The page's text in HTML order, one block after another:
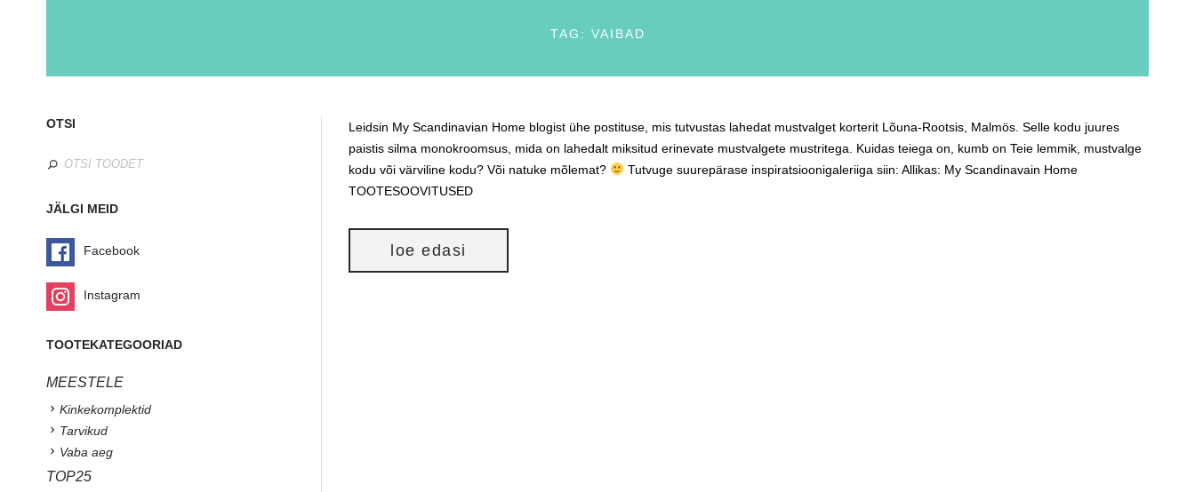
TAG: VAIBAD
Leidsin My Scandinavian Home blogist ühe postituse, mis tutvustas lahedat mustvalget korterit Lõuna-Rootsis, Malmös. Selle kodu juures
paistis silma monokroomsus, mida on lahedalt miksitud erinevate mustvalgete mustritega. Kuidas teiega on, kumb on Teie lemmik, mustvalge
kodu või värviline kodu? Või natuke mõlemat?
Tutvuge suurepärase inspiratsioonigaleriiga siin: Allikas: My Scandinavain Home
TOOTESOOVITUSED
loe edasi
OTSI
JÄLGI MEID
Facebook
Instagram
TOOTEKATEGOORIAD
MEESTELE
Kinkekomplektid
Tarvikud
Vaba aeg
TOP25